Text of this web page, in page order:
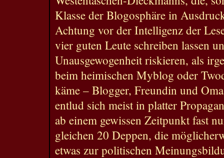
Klasse der Blogosphäre in
Achtung vor der Intelligenz der
vier guten Leute schreiben lassen
Unausgewogenheit riskieren, als
beim heimischen Myblog oder
käme – Blogger, Freundin und
entlud sich meist in platter
ab einem gewissen Zeitpunkt fast
gleichen 20 Deppen, die
etwas zur politischen